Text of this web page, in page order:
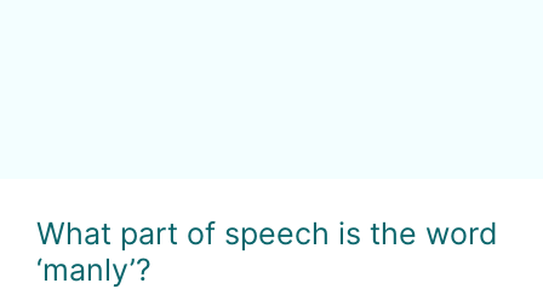
What part of speech is the word
‘manly’?